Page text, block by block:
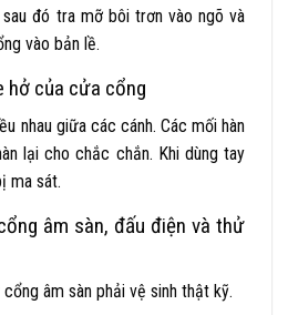
đó tra mỡ bôi trơn vào ngõ và
vào bản lề.
hở của cửa cổng
nhau giữa các cánh. Các mối hàn
lại cho chắc chắn. Khi dùng tay
ma sát.
âm sàn, đấu điện và thử
âm sàn phải vệ sinh thật kỹ.